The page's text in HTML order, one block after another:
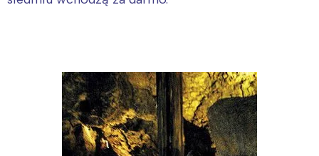
Interesują mnie wydarzenia z
tego regionu: